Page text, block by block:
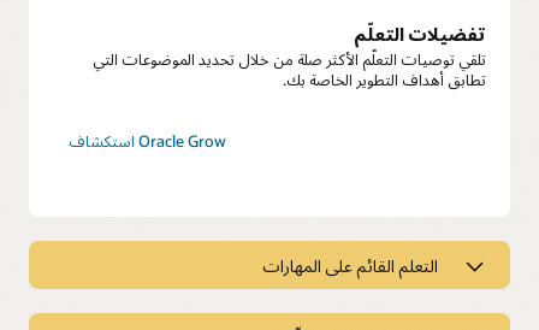
تفضيلات التعلّم
تلقي توصيات التعلّم الأكثر صلة من خلال تحديد الموضوعات التي
تطابق أهداف التطوير الخاصة بك.
استكشاف Oracle Grow
التعلم القائم على المهارات